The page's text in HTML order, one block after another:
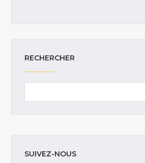
RECHERCHER
SUIVEZ-NOUS